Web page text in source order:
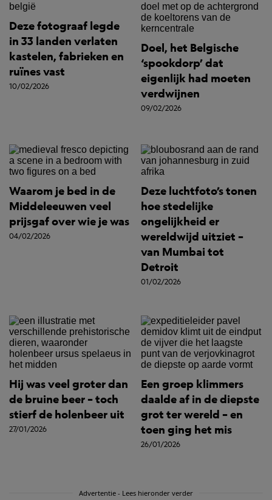
Deze fotograaf legde
in 33 landen verlaten
kastelen, fabrieken en
ruïnes vast
10/02/2026
Doel, het Belgische
‘spookdorp’ dat
eigenlijk had moeten
verdwijnen
09/02/2026
Waarom je bed in de
Middeleeuwen veel
prijsgaf over wie je was
04/02/2026
Deze luchtfoto’s tonen
hoe stedelijke
ongelijkheid er
wereldwijd uitziet –
van Mumbai tot
Detroit
01/02/2026
Hij was veel groter dan
de bruine beer – toch
stierf de holenbeer uit
27/01/2026
Een groep klimmers
daalde af in de diepste
grot ter wereld – en
toen ging het mis
26/01/2026
Advertentie - Lees hieronder verder